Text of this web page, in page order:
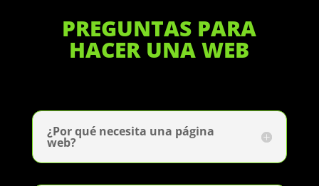
PREGUNTAS PARA
HACER UNA WEB
¿Por qué necesita una página
web?